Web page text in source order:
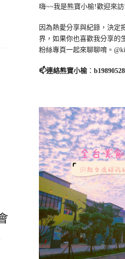
嗨~~我是熊寶小榆!歡迎來訪!
因為熱愛分享與紀錄，決定
界，如果你也喜歡我分享的
粉絲專頁一起來聊聊唷。
📫連絡熊寶小榆：